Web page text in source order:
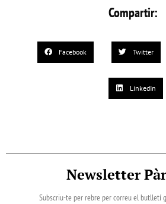
Compartir:
Facebook Twitter
LinkedIn
Newsletter
Subscriu-te per rebre per correu el butlletí